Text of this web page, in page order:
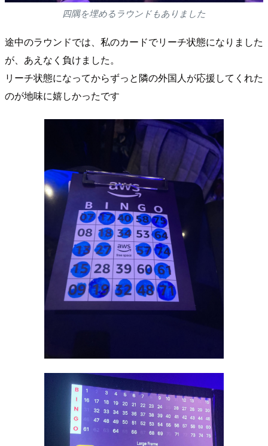
四隅を埋めるラウンドもありました
途中のラウンドでは、私のカードでリーチ状態になりました
が、あえなく負けました。
リーチ状態になってからずっと隣の外国人が応援してくれた
のが地味に嬉しかったです